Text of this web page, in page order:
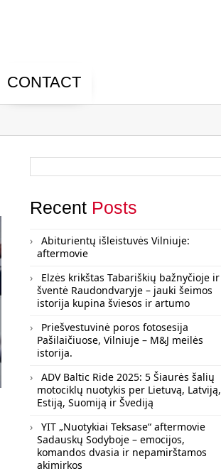
CONTACT
Recent Posts
Abiturientų išleistuvės Vilniuje:
aftermovie
Elzės krikštas Tabariškių bažnyčioje ir
šventė Raudondvaryje – jauki šeimos
istorija kupina šviesos ir artumo
Priešvestuvinė poros fotosesija
Pašilaičiuose, Vilniuje – M&J meilės
istorija.
ADV Baltic Ride 2025: 5 Šiaurės šalių
motociklų nuotykis per Lietuvą, Latviją,
Estiją, Suomiją ir Švediją
YIT „Nuotykiai Teksase“ aftermovie
Sadauskų Sodyboje – emocijos,
komandos dvasia ir nepamirštamos
akimirkos